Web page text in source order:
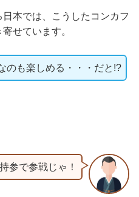
本では、こうしたコンカフ
せています。
のも楽しめる・・・だと!?
参で参戦じゃ！